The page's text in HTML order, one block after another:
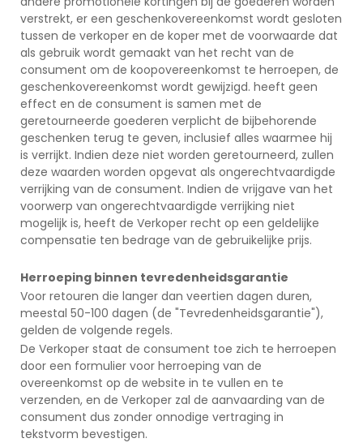
verstrekt, er een geschenkovereenkomst wordt gesloten
tussen de verkoper en de koper met de voorwaarde dat
als gebruik wordt gemaakt van het recht van de
consument om de koopovereenkomst te herroepen, de
geschenkovereenkomst wordt gewijzigd. heeft geen
effect en de consument is samen met de
geretourneerde goederen verplicht de bijbehorende
geschenken terug te geven, inclusief alles waarmee hij
is verrijkt. Indien deze niet worden geretourneerd, zullen
deze waarden worden opgevat als ongerechtvaardigde
verrijking van de consument. Indien de vrijgave van het
voorwerp van ongerechtvaardigde verrijking niet
mogelijk is, heeft de Verkoper recht op een geldelijke
compensatie ten bedrage van de gebruikelijke prijs.
Herroeping binnen tevredenheidsgarantie
Voor retouren die langer dan veertien dagen duren,
meestal 50-100 dagen (de "Tevredenheidsgarantie"),
gelden de volgende regels.
De Verkoper staat de consument toe zich te herroepen
door een formulier voor herroeping van de
overeenkomst op de website in te vullen en te
verzenden, en de Verkoper zal de aanvaarding van de
consument dus zonder onnodige vertraging in
tekstvorm bevestigen.